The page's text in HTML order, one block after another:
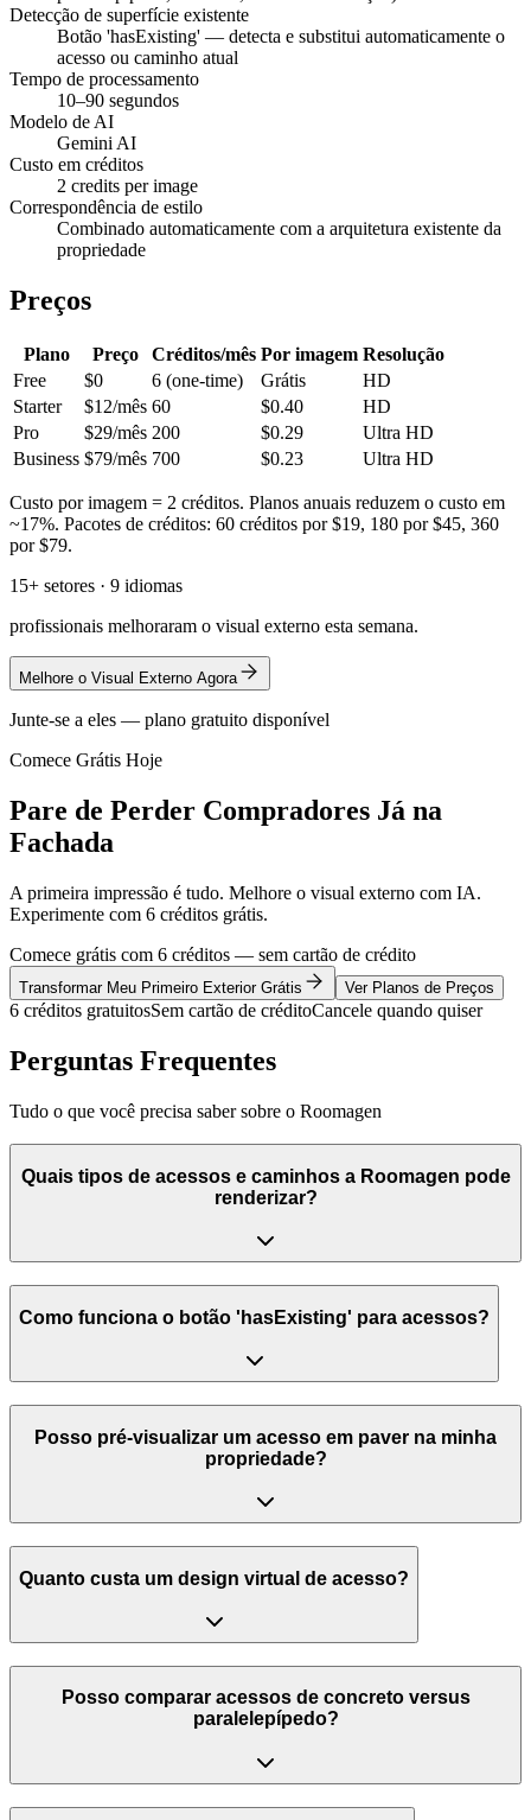
Detecção de superfície existente
Botão 'hasExisting' — detecta e substitui automaticamente o
acesso ou caminho atual
Tempo de processamento
10–90 segundos
Modelo de AI
Gemini AI
Custo em créditos
2 credits per image
Correspondência de estilo
Combinado automaticamente com a arquitetura existente da
propriedade
Preços
Plano Preço Créditos/mês Por imagem Resolução
Free
$0 6 (one-time) Grátis
HD
Starter
$12/mês 60 $0.40
HD
Pro
$29/mês 200 $0.29
Ultra HD
Business $79/mês 700 $0.23 Ultra HD
Custo por imagem = 2 créditos. Planos anuais reduzem o custo em
~17%. Pacotes de créditos: 60 créditos por $19, 180 por $45, 360
por $79.
15+ setores · 9 idiomas
profissionais melhoraram o visual externo esta semana.
Melhore o Visual Externo Agora
Junte-se a eles — plano gratuito disponível
Comece Grátis Hoje
Pare de Perder Compradores Já na
Fachada
A primeira impressão é tudo. Melhore o visual externo com IA.
Experimente com 6 créditos grátis.
Comece grátis com 6 créditos — sem cartão de crédito
Transformar Meu Primeiro Exterior Grátis Ver Planos de Preços
6 créditos gratuitosSem cartão de créditoCancele quando quiser
Perguntas Frequentes
Tudo o que você precisa saber sobre o Roomagen
Quais tipos de acessos e caminhos a Roomagen pode
renderizar?
Como funciona o botão 'hasExisting' para acessos?
Posso pré-visualizar um acesso em paver na minha
propriedade?
Quanto custa um design virtual de acesso?
Posso comparar acessos de concreto versus
paralelepípedo?